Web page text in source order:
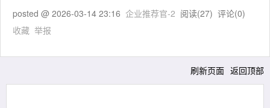
posted @ 2026-03-14 23:16 企业推荐官-2 阅读(27) 评论(0)
收藏 举报
刷新页面 返回顶部